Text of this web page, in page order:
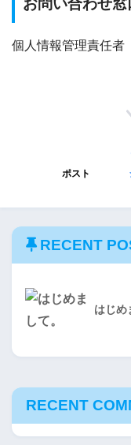
お問い合わせ窓
個人情報管理責任
ポスト
RECENT
はじめ
RECENT